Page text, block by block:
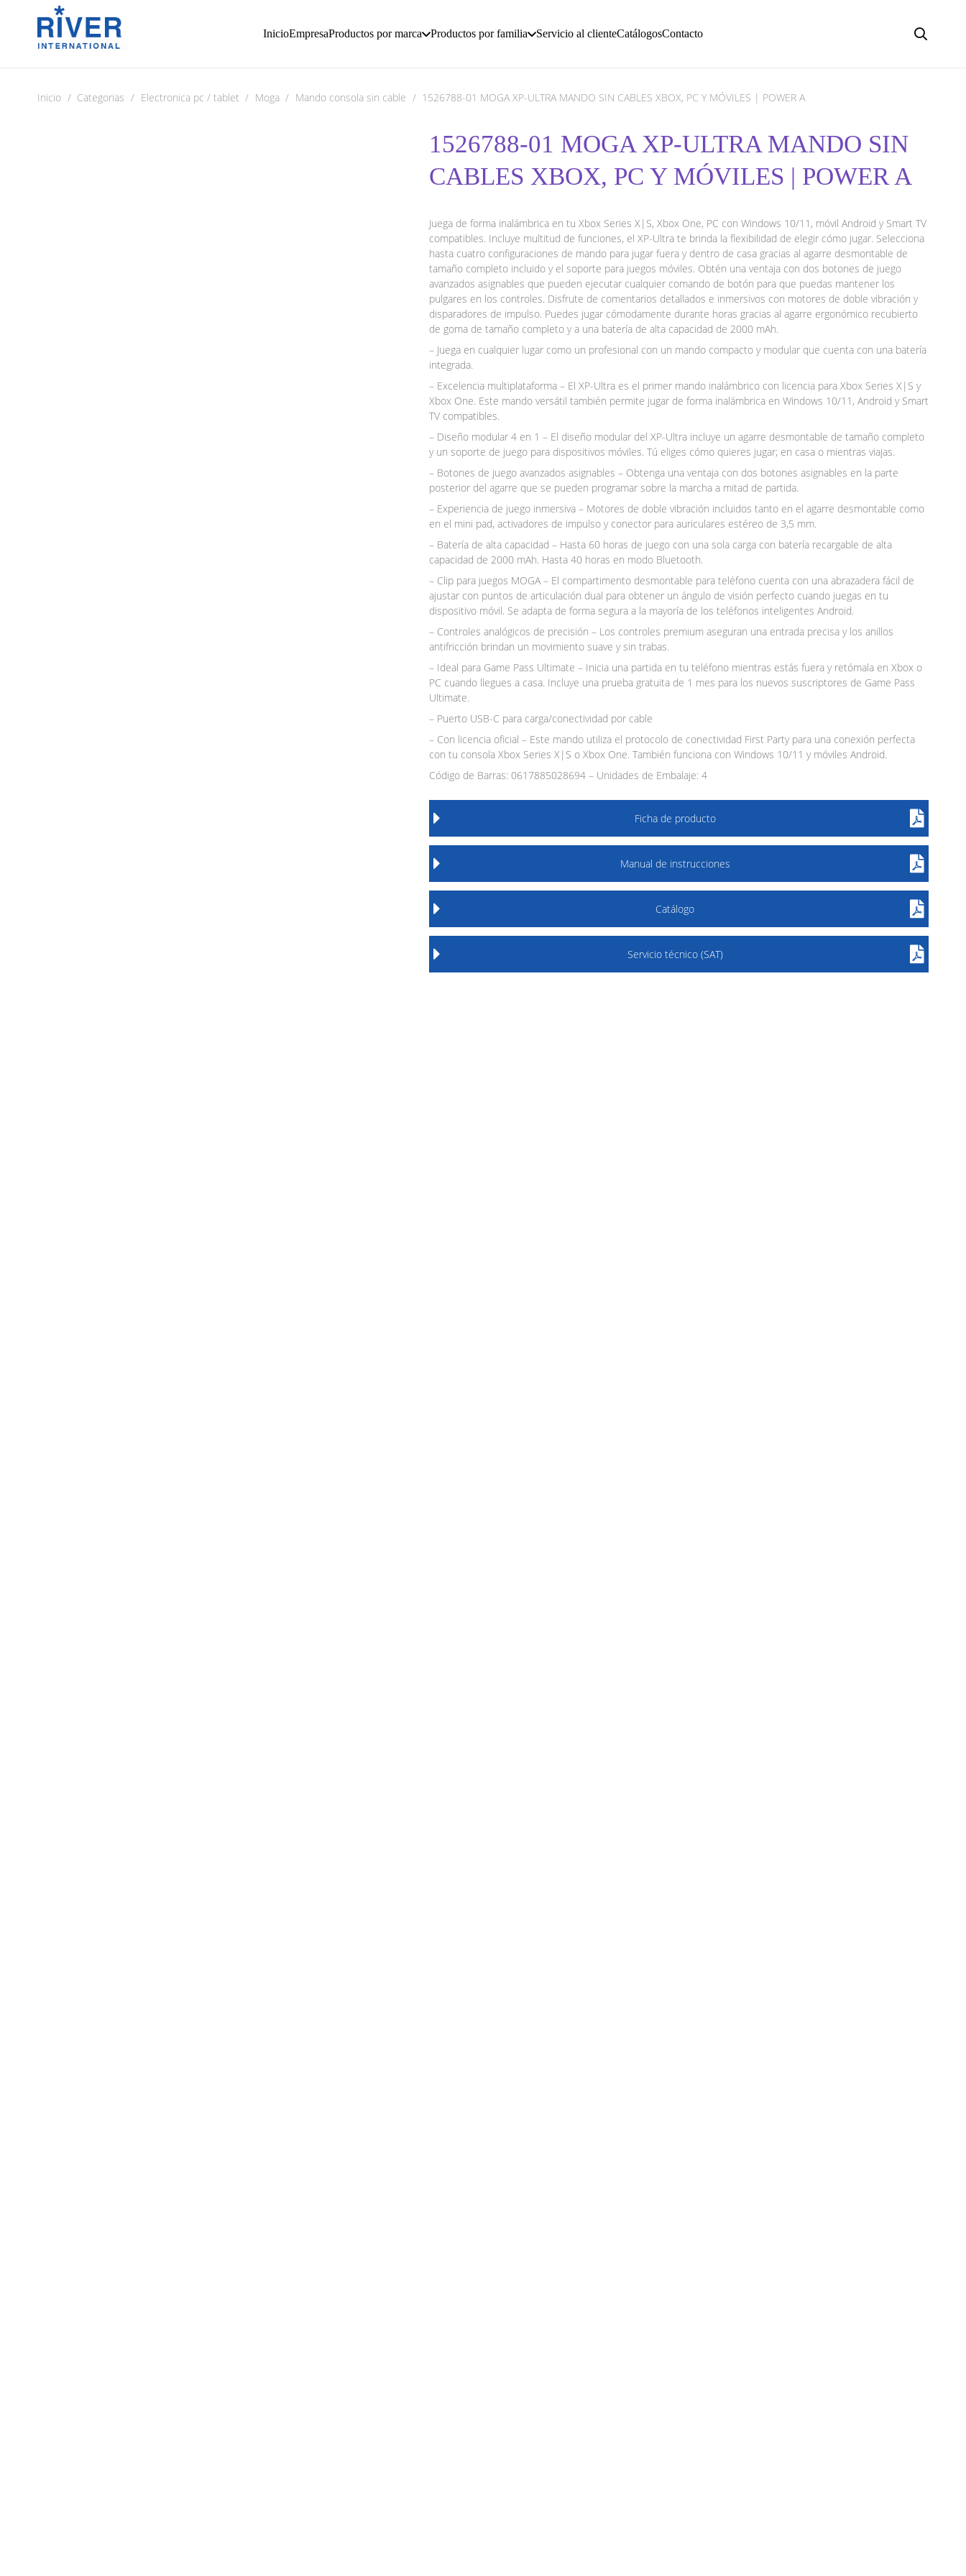
InicioEmpresaProductos por marca Productos por familia Servicio al clienteCatálogosContacto
Inicio / Categorias / Electronica pc / tablet / Moga / Mando consola sin cable / 1526788-01 MOGA XP-ULTRA MANDO SIN CABLES XBOX, PC Y MÓVILES | POWER A
1526788-01 MOGA XP-ULTRA MANDO SIN
CABLES XBOX, PC Y MÓVILES | POWER A
Juega de forma inalámbrica en tu Xbox Series X|S, Xbox One, PC con Windows 10/11, móvil Android y Smart TV
compatibles. Incluye multitud de funciones, el XP-Ultra te brinda la flexibilidad de elegir cómo jugar. Selecciona
hasta cuatro configuraciones de mando para jugar fuera y dentro de casa gracias al agarre desmontable de
tamaño completo incluido y el soporte para juegos móviles. Obtén una ventaja con dos botones de juego
avanzados asignables que pueden ejecutar cualquier comando de botón para que puedas mantener los
pulgares en los controles. Disfrute de comentarios detallados e inmersivos con motores de doble vibración y
disparadores de impulso. Puedes jugar cómodamente durante horas gracias al agarre ergonómico recubierto
de goma de tamaño completo y a una batería de alta capacidad de 2000 mAh.
– Juega en cualquier lugar como un profesional con un mando compacto y modular que cuenta con una batería
integrada.
– Excelencia multiplataforma – El XP-Ultra es el primer mando inalámbrico con licencia para Xbox Series X|S y
Xbox One. Este mando versátil también permite jugar de forma inalámbrica en Windows 10/11, Android y Smart
TV compatibles.
– Diseño modular 4 en 1 – El diseño modular del XP-Ultra incluye un agarre desmontable de tamaño completo
y un soporte de juego para dispositivos móviles. Tú eliges cómo quieres jugar; en casa o mientras viajas.
– Botones de juego avanzados asignables – Obtenga una ventaja con dos botones asignables en la parte
posterior del agarre que se pueden programar sobre la marcha a mitad de partida.
– Experiencia de juego inmersiva – Motores de doble vibración incluidos tanto en el agarre desmontable como
en el mini pad, activadores de impulso y conector para auriculares estéreo de 3,5 mm.
– Batería de alta capacidad – Hasta 60 horas de juego con una sola carga con batería recargable de alta
capacidad de 2000 mAh. Hasta 40 horas en modo Bluetooth.
– Clip para juegos MOGA – El compartimento desmontable para teléfono cuenta con una abrazadera fácil de
ajustar con puntos de articulación dual para obtener un ángulo de visión perfecto cuando juegas en tu
dispositivo móvil. Se adapta de forma segura a la mayoría de los teléfonos inteligentes Android.
– Controles analógicos de precisión – Los controles premium aseguran una entrada precisa y los anillos
antifricción brindan un movimiento suave y sin trabas.
– Ideal para Game Pass Ultimate – Inicia una partida en tu teléfono mientras estás fuera y retómala en Xbox o
PC cuando llegues a casa. Incluye una prueba gratuita de 1 mes para los nuevos suscriptores de Game Pass
Ultimate.
– Puerto USB-C para carga/conectividad por cable
– Con licencia oficial – Este mando utiliza el protocolo de conectividad First Party para una conexión perfecta
con tu consola Xbox Series X|S o Xbox One. También funciona con Windows 10/11 y móviles Android.
Código de Barras: 0617885028694 – Unidades de Embalaje: 4
Ficha de producto
Manual de instrucciones
Catálogo
Servicio técnico (SAT)